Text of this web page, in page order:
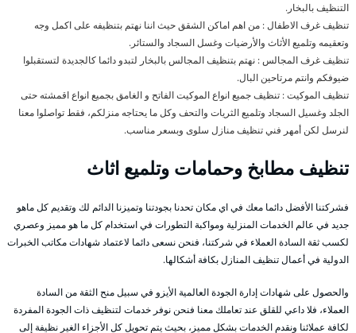
التنظيف بالبخار.
تنظيف غرف الاطفال : من اهم اماكن الشقق حيث اننا نهتم بتنظيفه على اكمل وجه
وتعقيمه وتلميع الأثاث والأرضيات وغسل السجاد والستائر.
تنظيف غرف المجالس : نهتم بتنظيف المجالس بالبخار لتبدو دائما كالجديدة لتستقبلوا
ضيوفكم وانتم مرتاحين البال.
تنظيف الموكيت : تنظيف جميع انواع الموكيت الفاتح و الغامق بجميع انواع اقمشته حتى
الجلد وغسيل السجاد وتلميع الثريات والتحف وكل ما يحتاجه منزلكم، فقط تواصلوا معنا
لنرسل لكن أمهر فني تنظيف منازل سلوى وبسعر مناسب.
تنظيف مطابخ وحمامات وتلميع اثاث
فشركتنا الأفضل دائما معك في اي مكان تحدنا بجودتنا وتميزنا الدائم لك وتقديم كل ماهو
جديد في عالم الخدمات المنزلية ومواكبة التطورات في استخدام كل ما هو مميز وعصري
لكسب ثقة السادة العملاء في شركتنا، فنحن نسعى دائما لاعتماد شهادات مكاتب الخبرات
الدولية في أعمال تنظيف المنازل بكافة أشكالها.
والحصول على شهادات إدارة الجودة العالمية الأيزو في سبيل منح الثقة من السادة
العملاء، فلا داعي للقلق عند تعاملك معنا فنحن نوفر خدمات لتنظيف ذات الجودة المفردة
لكافة عملائنا ونقدم الخدمات بشكل مميز، بحيث يتم تحويل كل الأجزاء الغير نظيفة إلى